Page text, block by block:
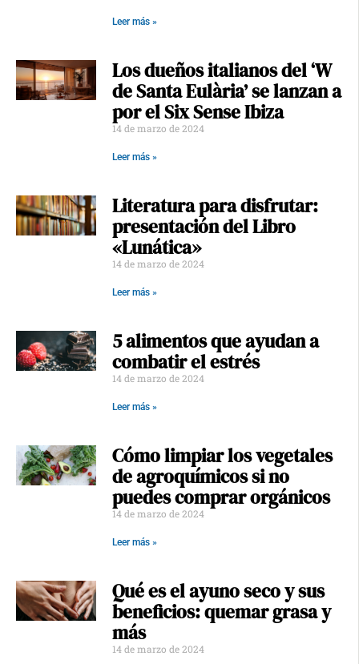
Leer más »
Los dueños italianos del ‘W
de Santa Eulària’ se lanzan a
por el Six Sense Ibiza
14 de marzo de 2024
Leer más »
Literatura para disfrutar:
presentación del Libro
«Lunática»
14 de marzo de 2024
Leer más »
5 alimentos que ayudan a
combatir el estrés
14 de marzo de 2024
Leer más »
Cómo limpiar los vegetales
de agroquímicos si no
puedes comprar orgánicos
14 de marzo de 2024
Leer más »
Qué es el ayuno seco y sus
beneficios: quemar grasa y
más
14 de marzo de 2024